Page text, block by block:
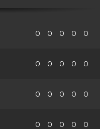
0 0 0 0 0
0 0 0 0 0
0 0 0 0 0
0 0 0 0 0